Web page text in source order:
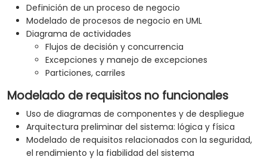
Definición de un proceso de negocio
Modelado de procesos de negocio en UML
Diagrama de actividades
Flujos de decisión y concurrencia
Excepciones y manejo de excepciones
Particiones, carriles
Modelado de requisitos no funcionales
Uso de diagramas de componentes y de despliegue
Arquitectura preliminar del sistema: lógica y física
Modelado de requisitos relacionados con la seguridad,
el rendimiento y la fiabilidad del sistema